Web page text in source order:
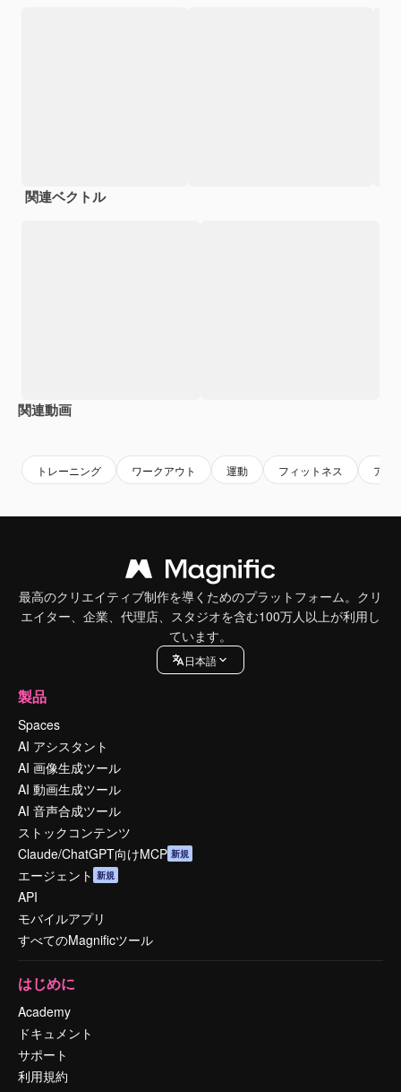
関連ベクトル
関連動画
トレーニング ワークアウト 運動 フィットネス アス
最高のクリエイティブ制作を導くためのプラットフォーム。クリ
エイター、企業、代理店、スタジオを含む100万人以上が利用し
ています。
日本語
製品
Spaces
AI アシスタント
AI 画像生成ツール
AI 動画生成ツール
AI 音声合成ツール
ストックコンテンツ
Claude/ChatGPT向けMCP 新規
エージェント 新規
API
モバイルアプリ
すべてのMagnificツール
はじめに
Academy
ドキュメント
サポート
利用規約